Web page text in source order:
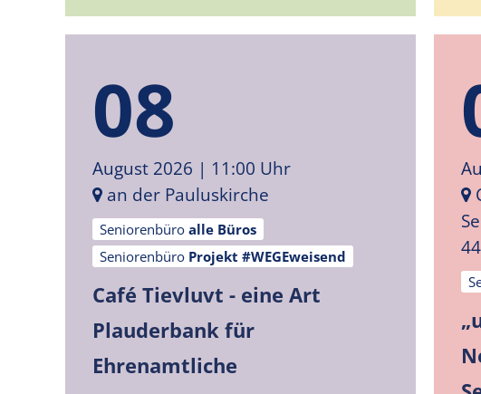
08
August 2026 | 11:00 Uhr
an der Pauluskirche
Seniorenbüro alle Büros
Seniorenbüro Projekt #WEGEweisend
Café Tievluvt - eine Art
Plauderbank für
Ehrenamtliche